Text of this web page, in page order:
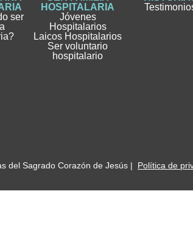
ser
HOSPITALARIA
Jóvenes
Hospitalarios
Laicos Hospitalarios
Ser voluntario
hospitalario
del Sagrado Corazón de Jesús | Política de